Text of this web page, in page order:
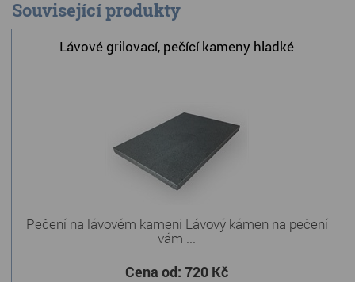
Související produkty
Lávové grilovací, pečící kameny hladké
Pečení na lávovém kameni Lávový kámen na pečení
vám ...
Cena od: 720 Kč